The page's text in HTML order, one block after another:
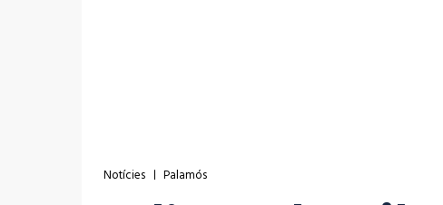
Notícies Palamós